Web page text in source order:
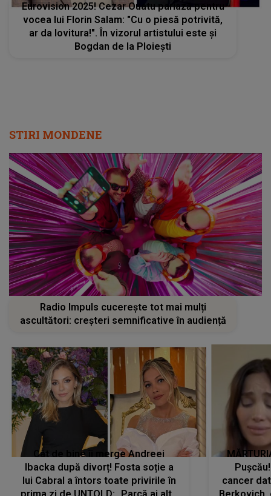
Eurovision 2025! Cezar Ouatu pariază pentru
vocea lui Florin Salam: "Cu o piesă potrivită,
ar da lovitura!". În vizorul artistului este și
Bogdan de la Ploiești
STIRI MONDENE
Radio Impuls cucerește tot mai mulți
ascultători: creșteri semnificative în audiență
Cât de bine îi merge Andreei
Ibacka după divorț! Fosta soție a
lui Cabral a întors toate privirile în
cancer